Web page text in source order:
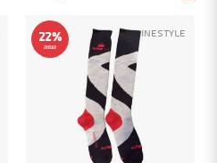
22%
הנחה
Alpinestyle